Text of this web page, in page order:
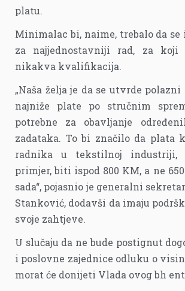
platu.
Minimalac bi, naime, trebalo da se
za najjednostavniji rad, za koji
nikakva kvalifikacija.
„Naša želja je da se utvrde
najniže plate po stručnim
potrebne za obavljanje
zadataka. To bi značilo da plata
radnika u tekstilnoj industriji,
primjer, biti ispod 800 KM, a ne
sada“, pojasnio je generalni
Stanković, dodavši da imaju
svoje zahtjeve.
U slučaju da ne bude postignut
i poslovne zajednice odluku o
morat će donijeti Vlada ovog bh